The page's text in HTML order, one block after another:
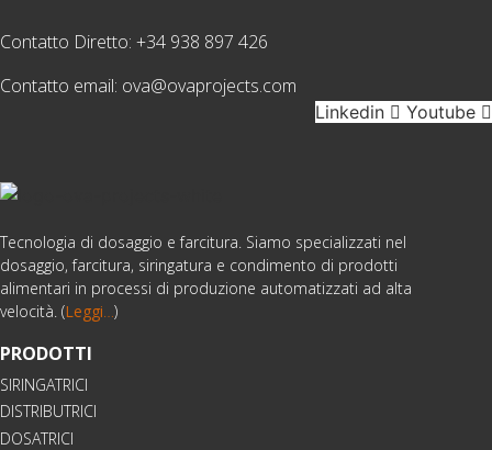
Contatto Diretto: +34 938 897 426
Contatto email: ova@ovaprojects.com
Linkedin Youtube
Tecnologia di dosaggio e farcitura. Siamo specializzati nel
dosaggio, farcitura, siringatura e condimento di prodotti
alimentari in processi di produzione automatizzati ad alta
velocità. (Leggi )
PRODOTTI
SIRINGATRICI
DISTRIBUTRICI
DOSATRICI